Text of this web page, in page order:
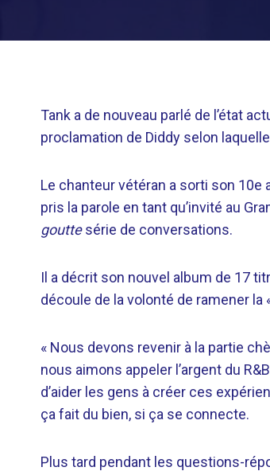
Tank a de nouveau parlé de l’état
proclamation de Diddy selon
Le chanteur vétéran a sorti son 10e
pris la parole en tant qu’invité au
gouttesérie de conversations.
Il a décrit son nouvel album de 17
découle de la volonté de ramener
« Nous devons revenir à la partie
nous aimons appeler l’argent du
d’aider les gens à créer ces
ça fait du bien, si ça se connecte.
Plus tard pendant les questions-